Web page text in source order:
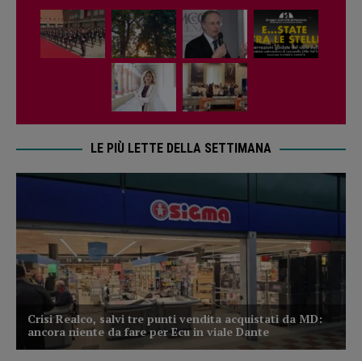
LE PIÙ LETTE DELLA SETTIMANA